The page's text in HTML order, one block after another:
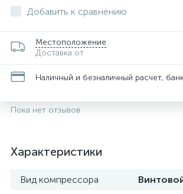
Добавить к сравнению
Местоположение
Доставка от
Наличный и безналичный расчет,
Пока нет отзывов
Характеристики
Вид компрессора